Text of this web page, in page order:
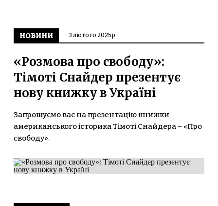
НОВИНИ 3 лютого 2025 р.
«Розмова про свободу»:
Тімоті Снайдер презентує
нову книжку в Україні
Запрошуємо вас на презентацію книжки
американського історика Тімоті Снайдера – «Про
свободу».